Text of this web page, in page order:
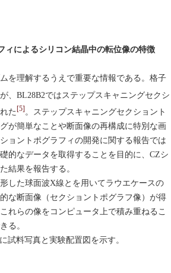
ィによるシリコン結晶中の転位像の特徴
を理解するうえで重要な情報である。格子
、BL28B2ではステップスキャニングセクシ
た [5] 。ステップスキャニングセクショント
が簡単なことや断面像の再構成に特別な画
ョントポグラフィの開発に関する報告では
的なデータを取得することを目的に、CZシ
結果を報告する。
した球面波X線とを用いてラウエケースの
な断面像（セクショントポグラフ像）が得
れらの像をコンピュータ上で積み重ねるこ
る。
料写真と実験配置図を示す。